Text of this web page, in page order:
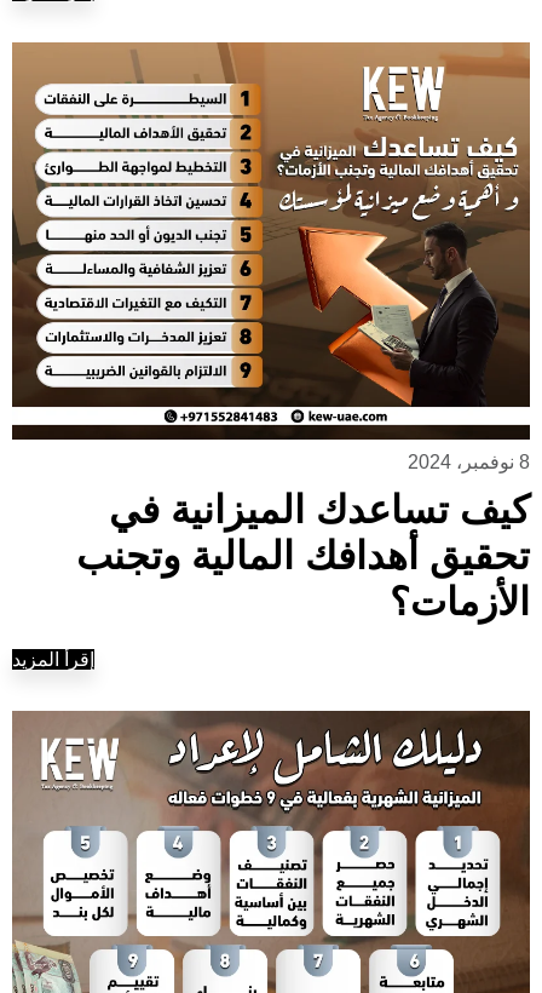
8 نوفمبر، 2024
كيف تساعدك الميزانية في
تحقيق أهدافك المالية وتجنب
الأزمات؟
إقرأ المزيد